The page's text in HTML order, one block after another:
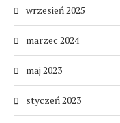
wrzesień 2025
marzec 2024
maj 2023
styczeń 2023